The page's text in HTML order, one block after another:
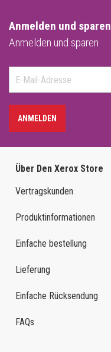
Anmelden und sparen
Anmelden und sparen
ANMELDEN
Über Den Xerox Store
Vertragskunden
Produktinformationen
Einfache bestellung
Lieferung
Einfache Rücksendung
FAQs